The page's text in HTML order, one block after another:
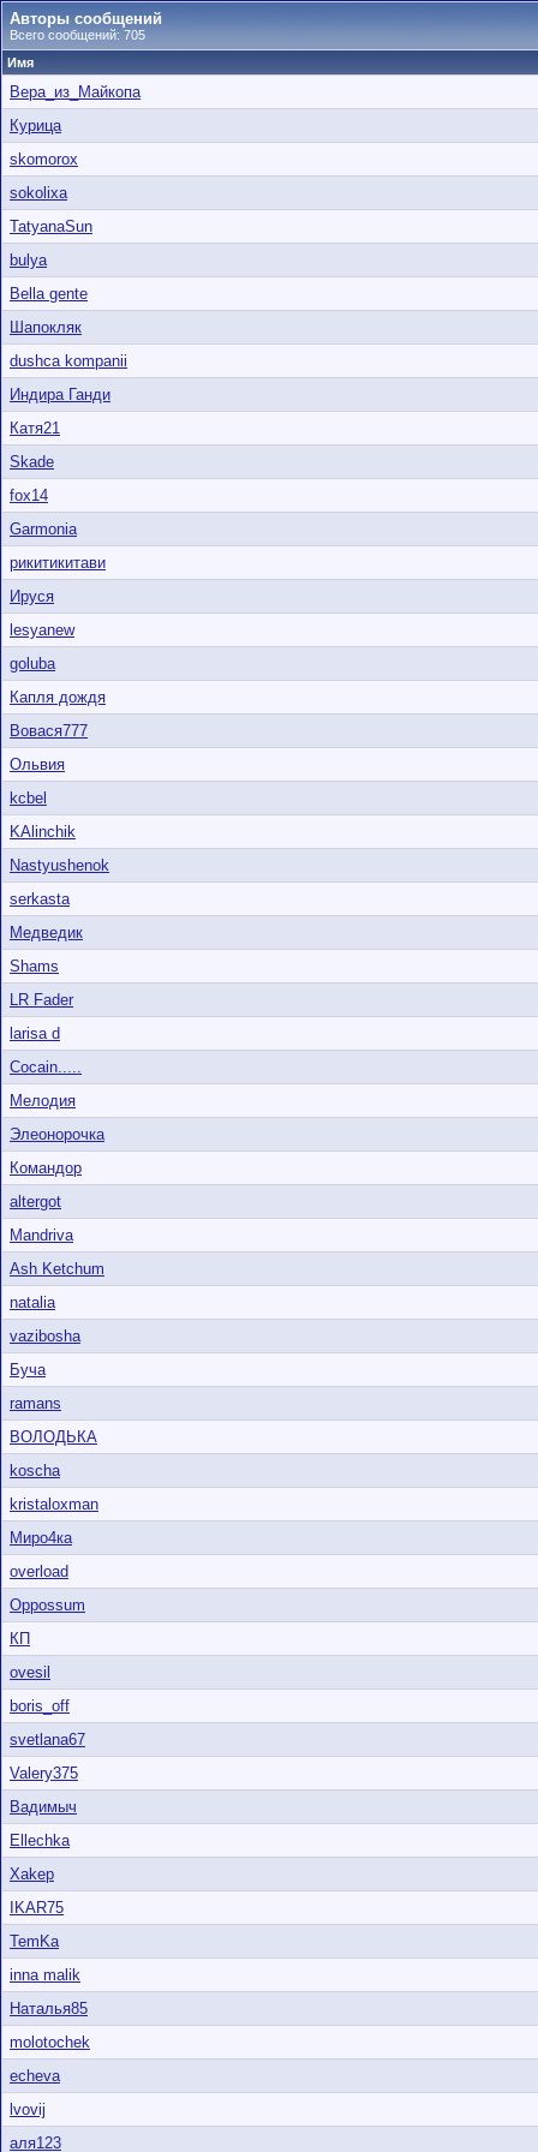
Авторы сообщений
Всего сообщений: 705
Имя
Вера_из_Майкопа
Курица
skomorox
sokolixa
TatyanaSun
bulya
Bella gente
Шапокляк
dushca kompanii
Индира Ганди
Катя21
Skade
fox14
Garmonia
рикитикитави
Ируся
lesyanew
goluba
Капля дождя
Вовася777
Ольвия
kcbel
KAlinchik
Nastyushenok
serkasta
Медведик
Shams
LR Fader
larisa d
Cocain.....
Мелодия
Элеонорочка
Командор
altergot
Mandriva
Ash Ketchum
natalia
vazibosha
Буча
ramans
ВОЛОДЬКА
koscha
kristaloxman
Миро4ка
overload
Oppossum
КП
ovesil
boris_off
svetlana67
Valery375
Вадимыч
Ellechka
Xakep
IKAR75
TemKa
inna malik
Наталья85
molotochek
echeva
lvovij
аля123